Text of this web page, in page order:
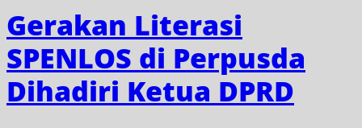
Gerakan Literasi
SPENLOS di Perpusda
Dihadiri Ketua DPRD